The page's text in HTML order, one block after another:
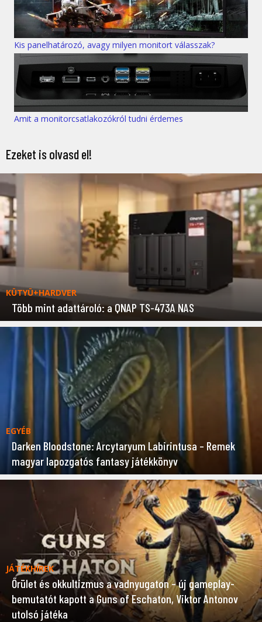
Kis panelhatározó, avagy milyen monitort válasszak?
Amit a monitorcsatlakozókról tudni érdemes
Ezeket is olvasd el!
KÜTYÜ+HARDVER
Több mint adattároló: a QNAP TS-473A NAS
EGYÉB
Darken Bloodstone: Arcytaryum Labirintusa – Remek
magyar lapozgatós fantasy játékkönyv
JÁTÉKHÍREK
Őrület és okkultizmus a vadnyugaton – új gameplay-
bemutatót kapott a Guns of Eschaton, Viktor Antonov
utolsó játéka